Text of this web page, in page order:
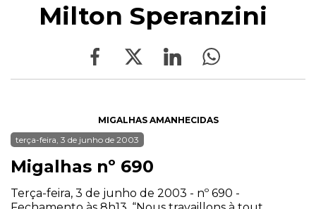
Milton Speranzini
MIGALHAS AMANHECIDAS
terça-feira, 3 de junho de 2003
Migalhas nº 690
Terça-feira, 3 de junho de 2003 - nº 690 -